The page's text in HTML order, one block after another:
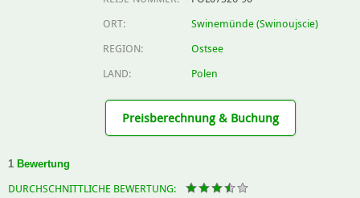
ORT:
Swinemünde (Swinoujscie)
REGION:
Ostsee
LAND:
Polen
Preisberechnung & Buchung
1 Bewertung
DURCHSCHNITTLICHE BEWERTUNG: